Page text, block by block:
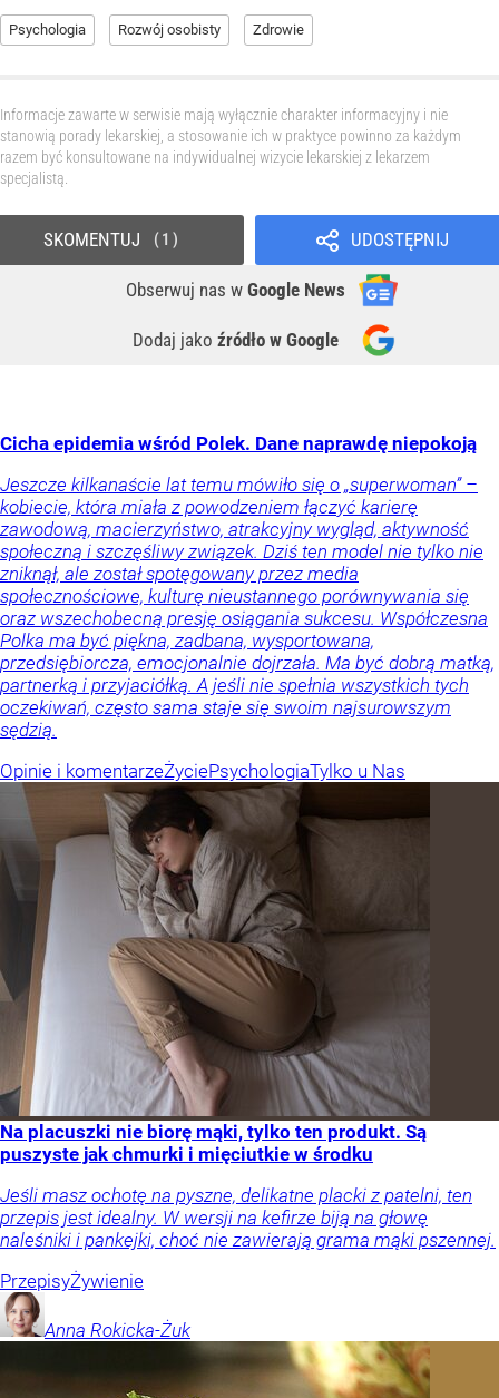
Psychologia Rozwój osobisty Zdrowie
Informacje zawarte w serwisie mają wyłącznie charakter informacyjny i nie
stanowią porady lekarskiej, a stosowanie ich w praktyce powinno za każdym
razem być konsultowane na indywidualnej wizycie lekarskiej z lekarzem
specjalistą.
UDOSTĘPNIJ
Obserwuj nas w Google News
Dodaj jako źródło w Google
SKOMENTUJ 1
Cicha epidemia wśród Polek. Dane naprawdę niepokoją
Jeszcze kilkanaście lat temu mówiło się o „superwoman” –
kobiecie, która miała z powodzeniem łączyć karierę
zawodową, macierzyństwo, atrakcyjny wygląd, aktywność
społeczną i szczęśliwy związek. Dziś ten model nie tylko nie
zniknął, ale został spotęgowany przez media
społecznościowe, kulturę nieustannego porównywania się
oraz wszechobecną presję osiągania sukcesu. Współczesna
Polka ma być piękna, zadbana, wysportowana,
przedsiębiorcza, emocjonalnie dojrzała. Ma być dobrą matką,
partnerką i przyjaciółką. A jeśli nie spełnia wszystkich tych
oczekiwań, często sama staje się swoim najsurowszym
sędzią.
Opinie i komentarzeŻyciePsychologiaTylko u Nas
Na placuszki nie biorę mąki, tylko ten produkt. Są
puszyste jak chmurki i mięciutkie w środku
Jeśli masz ochotę na pyszne, delikatne placki z patelni, ten
przepis jest idealny. W wersji na kefirze biją na głowę
naleśniki i pankejki, choć nie zawierają grama mąki pszennej.
PrzepisyŻywienie
Anna Rokicka-Żuk